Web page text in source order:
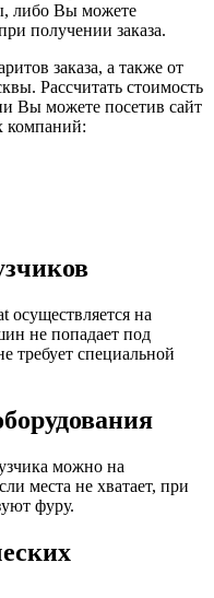
либо Вы можете
получении заказа.
заказа, а также от
Рассчитать стоимость
Вы можете посетив сайт
компаний:
осуществляется на
не попадает под
требует специальной
можно на
места не хватает, при
фуру.